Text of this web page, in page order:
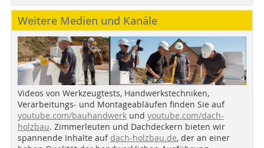
Weitere Medien und Kanäle
Videos von Werkzeugtests, Handwerkstechniken,
Verarbeitungs- und Montageabläufen finden Sie auf
youtube.com/bauhandwerk und youtube.com/dach-
holzbau. Zimmerleuten und Dachdeckern bieten wir
spannende Inhalte auf dach-holzbau.de, der an einer